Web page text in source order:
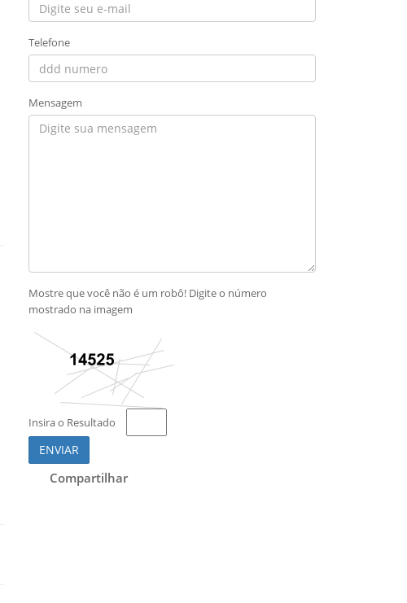
Telefone
Mensagem
Mostre que você não é um robô! Digite o número
mostrado na imagem
Insira o Resultado
ENVIAR
Compartilhar